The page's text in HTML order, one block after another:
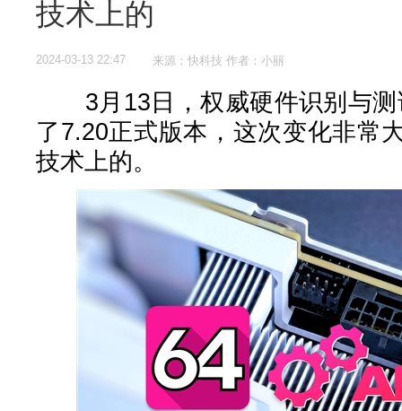
技术上的
2024-03-13 22:47 来源：快科技 作者：小丽
3月13日，权威硬件识别与测
了7.20正式版本，这次变化非常
技术上的。